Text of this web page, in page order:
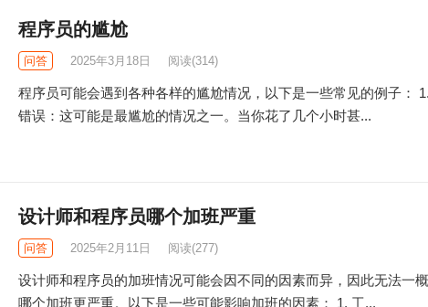
程序员的尴尬
问答 2025年3月18日 阅读(314)
程序员可能会遇到各种各样的尴尬情况，以下是一些常见的例子：
错误：这可能是最尴尬的情况之一。当你花了几个小时甚...
设计师和程序员哪个加班严重
问答 2025年2月11日 阅读(277)
设计师和程序员的加班情况可能会因不同的因素而异，因此无法一
哪个加班更严重。以下是一些可能影响加班的因素： 1. 工...